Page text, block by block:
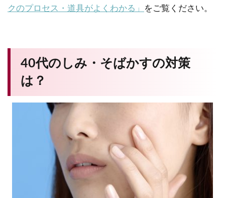
クのプロセス・道具がよくわかる」
をご覧ください。
40代のしみ・そばかすの対策
は？